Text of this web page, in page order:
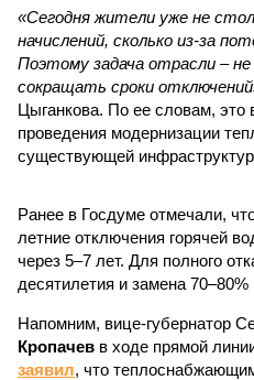
«Сегодня жители уже не
начислений, сколько из-за
Поэтому задача отрасли –
сокращать сроки
Цыганкова. По ее словам, это
проведения модернизации
существующей
Ранее в Госдуме отмечали,
летние отключения горячей
через 5–7 лет. Для полного
десятилетия и замена
Напомним, вице-губернатор
Кропачев в ходе прямой
заявил, что